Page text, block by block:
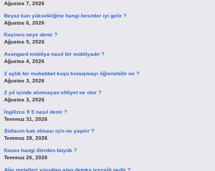
Ağustos 7, 2026
Beyaz kan yüksekliğine hangi besinler iyi gelir ?
Ağustos 6, 2026
Kayinco neye denir ?
Ağustos 5, 2026
Avangard mobilya nasıl bir mobilyadır ?
Ağustos 4, 2026
2 aylık bir muhabbet kuşu konuşmayı öğrenebilir mi ?
Ağustos 3, 2026
2 yıl içinde alınmayan ehliyet ne olur ?
Ağustos 3, 2026
İngilizce 9 5 nasıl denir ?
Temmuz 31, 2026
Sütlacın katı olması için ne yapılır ?
Temmuz 28, 2026
Kozan hangi illerden büyük ?
Temmuz 26, 2026
Ağır metalleri vücuttan atan detoks içeceği nedir ?